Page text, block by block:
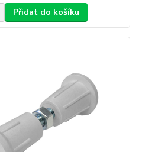
Přidat do košíku